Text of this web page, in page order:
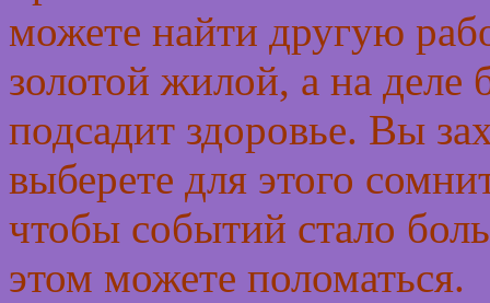
можете найти другую
золотой жилой, а на деле
подсадит здоровье. Вы
выберете для этого
чтобы событий стало
этом можете поломаться.